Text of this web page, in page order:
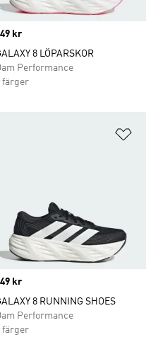
kr
8 LÖPARSKOR
Performance
färger
kr
8 RUNNING SHOES
Performance
färger